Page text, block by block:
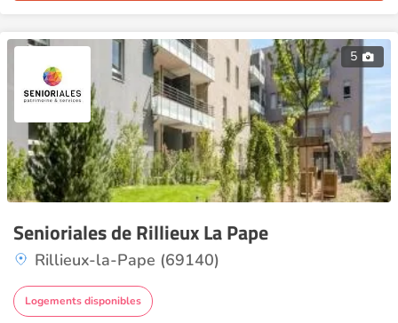
5
Senioriales de Rillieux La Pape
Rillieux-la-Pape (69140)
Logements disponibles